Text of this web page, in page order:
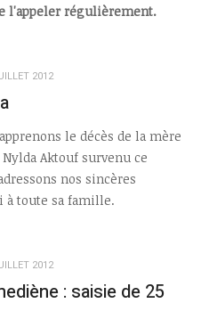
l'appeler régulièrement.
2012
le décès de la mère
Aktouf survenu ce
nos sincères
à toute sa famille.
2012
: saisie de 25